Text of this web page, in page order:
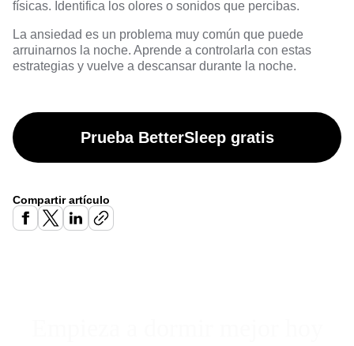
físicas. Identifica los olores o sonidos que percibas.
La ansiedad es un problema muy común que puede
arruinarnos la noche. Aprende a controlarla con estas
estrategias y vuelve a descansar durante la noche.
Prueba BetterSleep gratis
Compartir artículo